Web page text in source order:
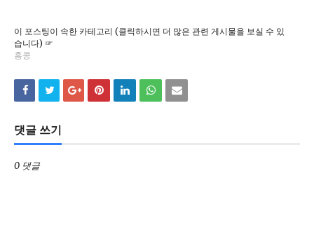
이 포스팅이 속한 카테고리 (클릭하시면 더 많은 관련 게시물을 보실 수 있
습니다) ☞
홍콩
댓글 쓰기
0 댓글